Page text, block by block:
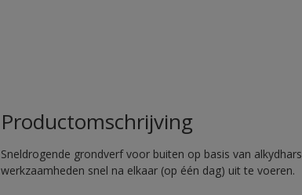
Productomschrijving
Sneldrogende grondverf voor buiten op basis van
werkzaamheden snel na elkaar (op één dag) uit te voeren.